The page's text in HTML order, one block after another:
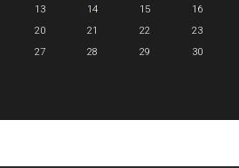
13 14 15
16
20 21 22
23
27 28 29
30